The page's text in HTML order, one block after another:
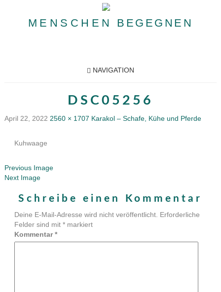
MENSCHEN BEGEGNEN
NAVIGATION
DSC05256
April 22, 2022 2560 × 1707 Karakol – Schafe, Kühe und Pferde
Kuhwaage
Previous Image
Next Image
Schreibe einen Kommentar
Deine E-Mail-Adresse wird nicht veröffentlicht. Erforderliche
Felder sind mit *markiert
Kommentar*